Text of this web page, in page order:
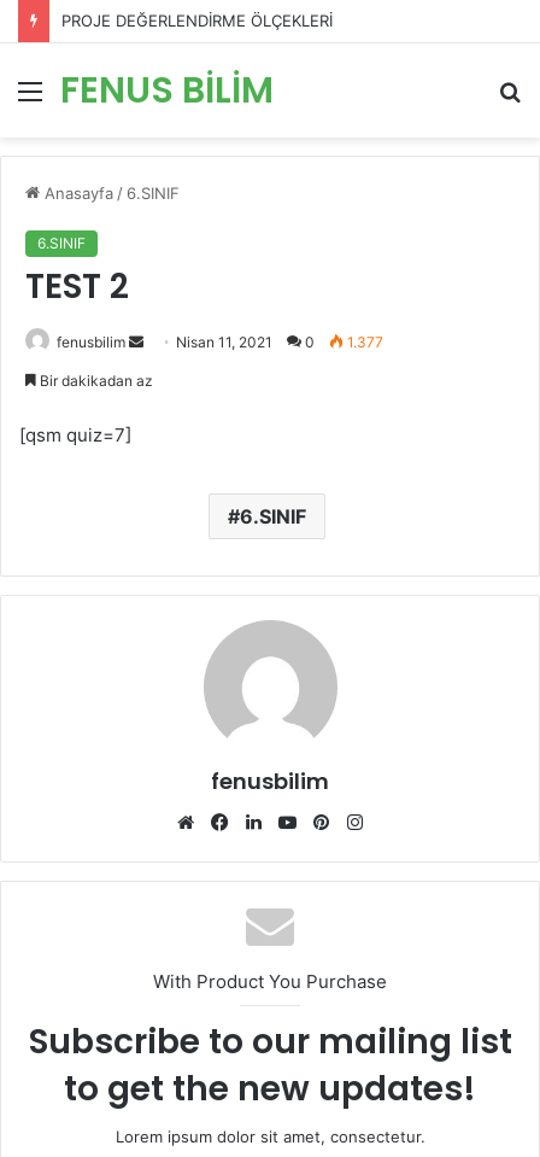
PROJE DEĞERLENDİRME ÖLÇEKLERİ
Menü
FENUS BİLİM
...
Anasayfa / 6.SINIF
6.SINIF
TEST 2
fenusbilim
Bir
Nisan 11, 2021 0 1.377
Bir dakikadan az
[qsm quiz=7]
6.SINIF
fenusbilim
Web
Facebook
LinkedInYouTubePinterest
With Product You Purchase
Subscribe to our mailing list
to get the new updates!
Lorem ipsum dolor sit amet, consectetur.